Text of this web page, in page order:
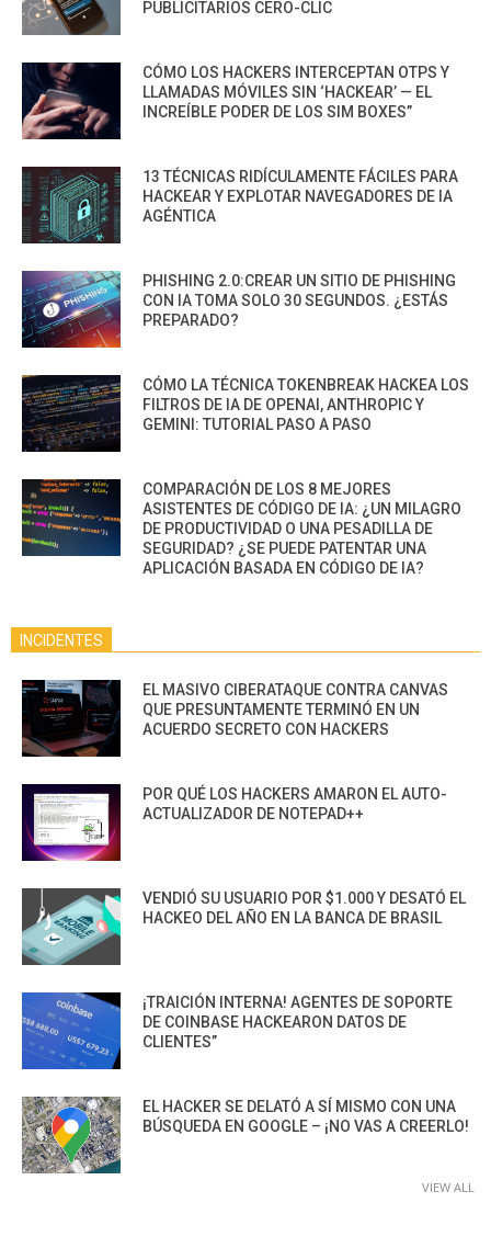
PUBLICITARIOS CERO-CLIC
CÓMO LOS HACKERS INTERCEPTAN OTPS Y
LLAMADAS MÓVILES SIN ‘HACKEAR’ — EL
INCREÍBLE PODER DE LOS SIM BOXES”
13 TÉCNICAS RIDÍCULAMENTE FÁCILES PARA
HACKEAR Y EXPLOTAR NAVEGADORES DE IA
AGÉNTICA
PHISHING 2.0:CREAR UN SITIO DE PHISHING
CON IA TOMA SOLO 30 SEGUNDOS. ¿ESTÁS
PREPARADO?
CÓMO LA TÉCNICA TOKENBREAK HACKEA LOS
FILTROS DE IA DE OPENAI, ANTHROPIC Y
GEMINI: TUTORIAL PASO A PASO
COMPARACIÓN DE LOS 8 MEJORES
ASISTENTES DE CÓDIGO DE IA: ¿UN MILAGRO
DE PRODUCTIVIDAD O UNA PESADILLA DE
SEGURIDAD? ¿SE PUEDE PATENTAR UNA
APLICACIÓN BASADA EN CÓDIGO DE IA?
INCIDENTES
EL MASIVO CIBERATAQUE CONTRA CANVAS
QUE PRESUNTAMENTE TERMINÓ EN UN
ACUERDO SECRETO CON HACKERS
POR QUÉ LOS HACKERS AMARON EL AUTO-
ACTUALIZADOR DE NOTEPAD++
VENDIÓ SU USUARIO POR $1.000 Y DESATÓ EL
HACKEO DEL AÑO EN LA BANCA DE BRASIL
¡TRAICIÓN INTERNA! AGENTES DE SOPORTE
DE COINBASE HACKEARON DATOS DE
CLIENTES”
EL HACKER SE DELATÓ A SÍ MISMO CON UNA
BÚSQUEDA EN GOOGLE – ¡NO VAS A CREERLO!
VIEW ALL